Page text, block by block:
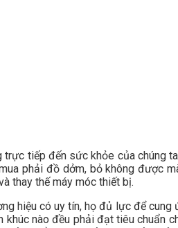
tiếp đến sức khỏe của chúng
phải đồ dởm, bỏ không được
thay thế máy móc thiết bị.
hiệu có uy tín, họ đủ lực để
khúc nào đều phải đạt tiêu